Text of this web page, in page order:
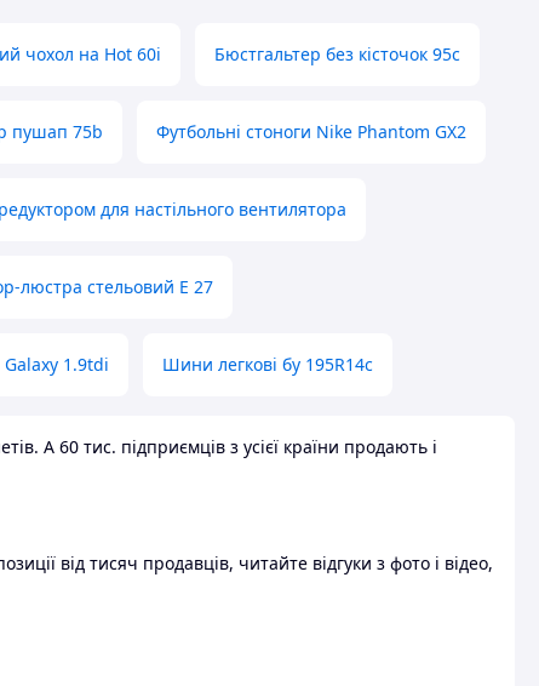
чохол на Hot 60i Бюстгальтер без кісточок 95с
пушап 75b Футбольні стоноги Nike Phantom GX2
для настільного вентилятора
люстра стельовий E 27
Galaxy 1.9tdi Шини легкові бу 195R14c
А 60 тис. підприємців з усієї країни продають і
від тисяч продавців, читайте відгуки з фото і відео,